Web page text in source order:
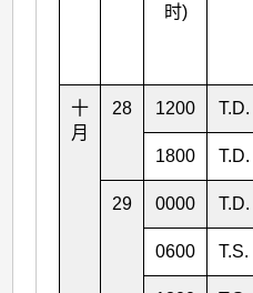
时)
十
月
28 1200 T.D.
1800 T.D.
29 0000 T.D.
0600 T.S.